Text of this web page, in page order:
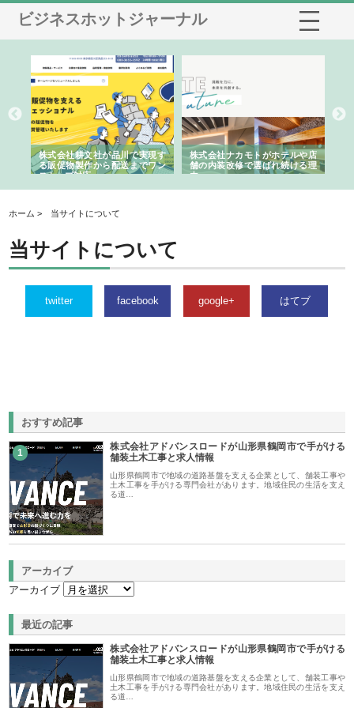
ビジネスホットジャーナル
株式会社耕文社が品川で実現す
る販促物製作から配送までワン
ストップ対応
株式会社ナカモトがホテルや店
舗の内装改修で選ばれ続ける理
由
ホーム > 当サイトについて
当サイトについて
twitter facebook google+ はてブ
おすすめ記事
1
株式会社アドバンスロードが山形県鶴岡市で手がける
舗装土木工事と求人情報
山形県鶴岡市で地域の道路基盤を支える企業として、舗装工事や
土木工事を手がける専門会社があります。地域住民の生活を支え
る道…
アーカイブ
アーカイブ
最近の記事
株式会社アドバンスロードが山形県鶴岡市で手がける
舗装土木工事と求人情報
山形県鶴岡市で地域の道路基盤を支える企業として、舗装工事や
土木工事を手がける専門会社があります。地域住民の生活を支え
る道…